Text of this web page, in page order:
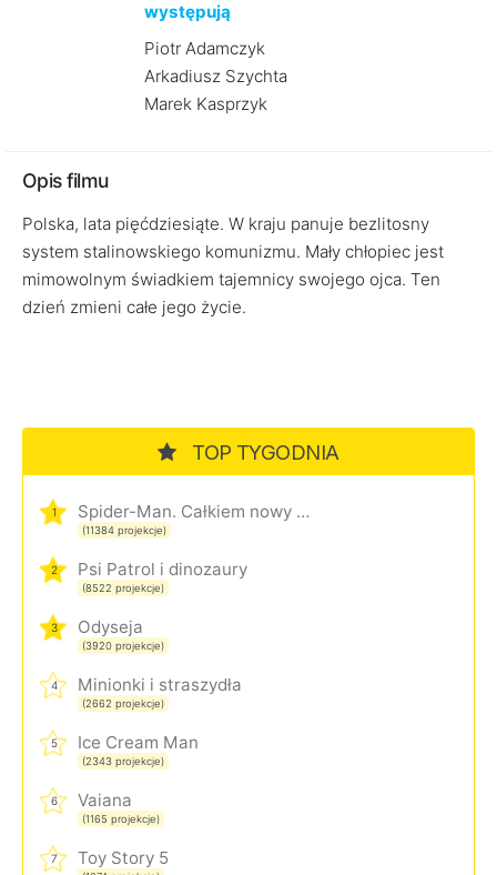
występują
Piotr Adamczyk
Arkadiusz Szychta
Marek Kasprzyk
Opis filmu
Polska, lata pięćdziesiąte. W kraju panuje bezlitosny
system stalinowskiego komunizmu. Mały chłopiec jest
mimowolnym świadkiem tajemnicy swojego ojca. Ten
dzień zmieni całe jego życie.
TOP TYGODNIA
1 Spider-Man. Całkiem nowy dzień
(11384 projekcje)
2 Psi Patrol i dinozaury
(8522 projekcje)
3 Odyseja
(3920 projekcje)
4 Minionki i straszydła
(2662 projekcje)
5 Ice Cream Man
(2343 projekcje)
6 Vaiana
(1165 projekcje)
7 Toy Story 5